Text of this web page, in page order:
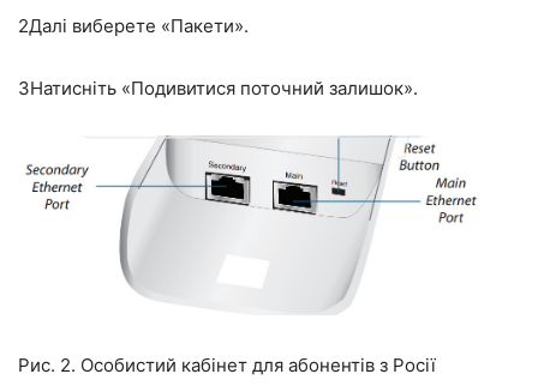
2Далі виберете «Пакети».
3Натисніть «Подивитися поточний залишок».
Рис. 2. Особистий кабінет для абонентів з Росії